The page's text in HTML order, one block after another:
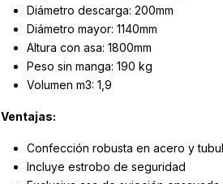
Diámetro descarga: 200mm
Diámetro mayor: 1140mm
Altura con asa: 1800mm
Peso sin manga: 190 kg
Volumen m3: 1,9
Ventajas:
Confección robusta en acero y
Incluye estrobo de seguridad